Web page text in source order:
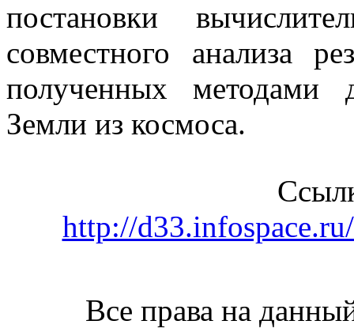
постановки
совместного анализа
полученных методами
Земли из космоса.
http://
Все права на